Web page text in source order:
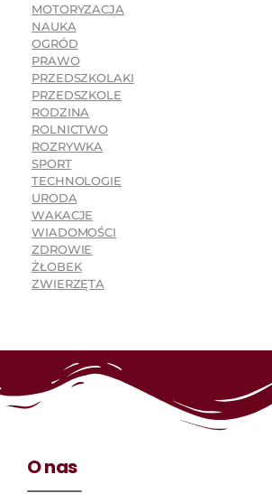
MOTORYZACJA
NAUKA
OGRÓD
PRAWO
PRZEDSZKOLAKI
PRZEDSZKOLE
RODZINA
ROLNICTWO
ROZRYWKA
SPORT
TECHNOLOGIE
URODA
WAKACJE
WIADOMOŚCI
ZDROWIE
ŻŁOBEK
ZWIERZĘTA
O nas